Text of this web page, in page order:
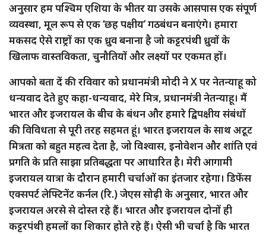
अनुसार हम पश्चिम एशिया के भीतर या उसके आसपास एक संपूर्ण
व्यवस्था, मूल रूप से एक ‘छह पक्षीय’ गठबंधन बनाएंगे। हमारा
मकसद ऐसे राष्ट्रों का एक ध्रुव बनाना है जो कट्टरपंथी ध्रुवों के
खिलाफ वास्तविकता, चुनौतियों और लक्ष्यों पर एकमत हों।
आपको बता दें की रविवार को प्रधानमंत्री मोदी ने X पर नेतन्याहू को
धन्यवाद देते हुए कहा-धन्यवाद, मेरे मित्र, प्रधानमंत्री नेतन्याहू। मैं
भारत और इजरायल के बीच के बंधन और हमारे द्विपक्षीय संबंधों
की विविधता से पूरी तरह सहमत हूं। भारत इजरायल के साथ अटूट
मित्रता को बहुत महत्व देता है, जो विश्वास, इनोवेशन और शांति एवं
प्रगति के प्रति साझा प्रतिबद्धता पर आधारित है। मेरी आगामी
इजरायल यात्रा के दौरान हमारी चर्चाओं का इंतजार रहेगा। डिफेंस
एक्सपर्ट लेफ्टिनेंट कर्नल (रि.) जेएस सोढ़ी के अनुसार, भारत और
इजरायल अरसे से दोस्त रहे हैं। भारत और इजरायल दोनों ही
कट्टरपंथी हमलों का शिकार होते रहे हैं। ऐसी भी चर्चा है कि भारत